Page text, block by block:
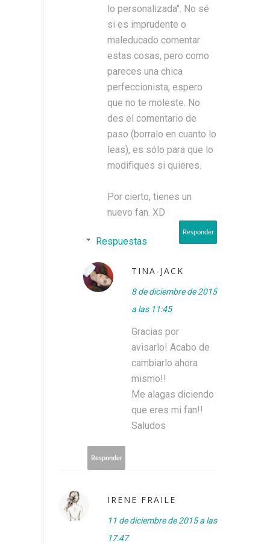
lo personalizada". No sé
si es imprudente o
maleducado comentar
estas cosas, pero como
pareces una chica
perfeccionista, espero
que no te moleste. No
des el comentario de
paso (borralo en cuanto lo
leas), es sólo para que lo
modifiques si quieres.
Por cierto, tienes un
nuevo fan. XD
Responder
Respuestas
TINA-JACK
8 de diciembre de 2015
a las 11:45
Gracias por
avisarlo! Acabo de
cambiarlo ahora
mismo!!
Me alagas diciendo
que eres mi fan!!
Saludos
Responder
IRENE FRAILE
11 de diciembre de 2015 a las
17:47